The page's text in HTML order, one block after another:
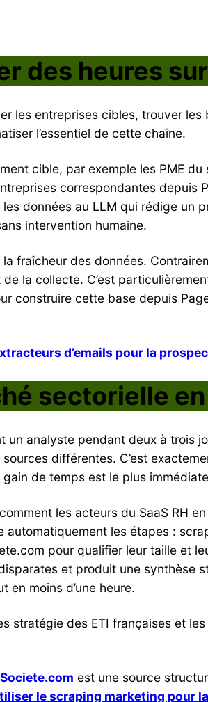
des heures
les entreprises cibles, trouver
l’essentiel de cette chaîne.
cible, par exemple les PME
correspondantes
données au LLM qui rédige un
intervention humaine.
fraîcheur des données.
la collecte. C’est
construire cette base depuis
d’emails pour la
sectorielle en
analyste pendant deux à trois
différentes. C’est
gain de temps est le plus
les acteurs du SaaS RH
les étapes :
pour qualifier leur taille et
et produit une synthèse
moins d’une heure.
stratégie des ETI françaises et
est une source
le scraping marketing pour